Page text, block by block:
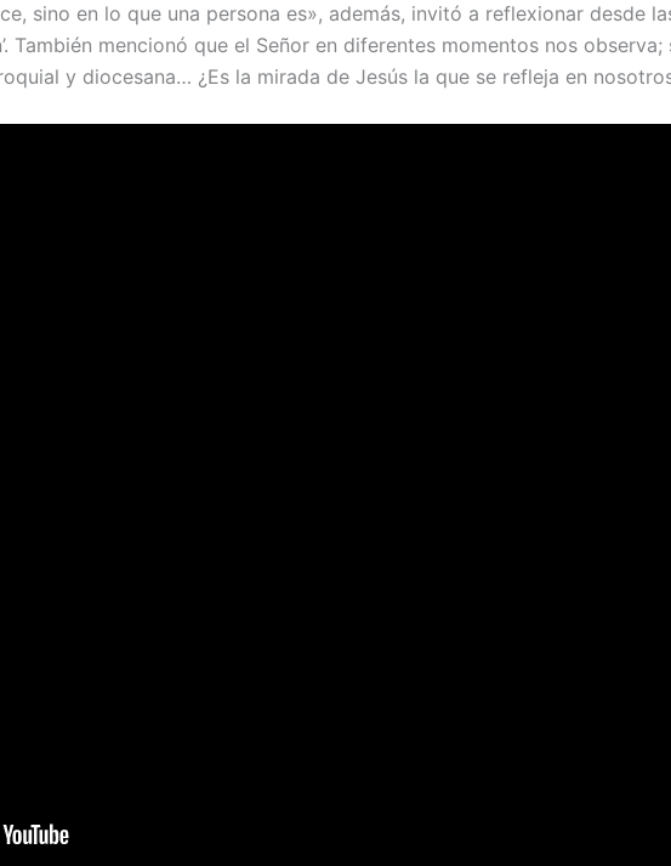
sino en lo que una persona es», además, invitó a reflexionar desde
También mencionó que el Señor en diferentes momentos nos
y diocesana… ¿Es la mirada de Jesús la que se refleja en